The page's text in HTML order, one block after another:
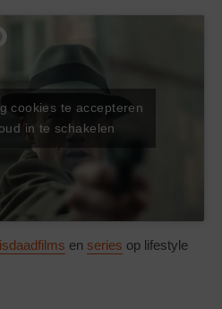
cookies te accepteren
in te schakelen
en series op lifestyle